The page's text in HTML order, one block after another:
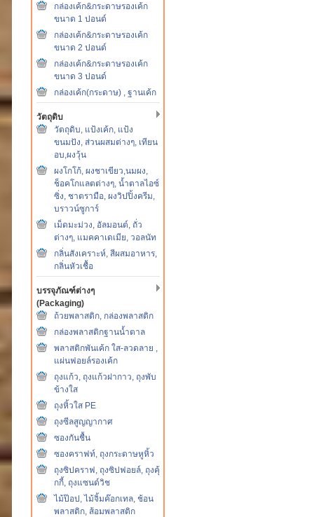
กล่องเค้ก&กระดาษรองเค้ก
ขนาด 1 ปอนด์
กล่องเค้ก&กระดาษรองเค้ก
ขนาด 2 ปอนด์
กล่องเค้ก&กระดาษรองเค้ก
ขนาด 3 ปอนด์
กล่องเค้ก(กระดาษ) , ฐานเค้ก
วัตถุดิบ
วัตถุดิบ, แป้งเค้ก, แป้ง
ขนมปัง, ส่วนผสมต่างๆ, เทียน
อบ,ผงวุ้น
ผงโกโก้, ผงชาเขียว,นมผง,
ช็อคโกแลตต่างๆ, น้ำตาลไอซ์
ซิ่ง, ชาตรามือ, ผงวิปปิ้งครีม,
บราวน์ซูการ์
เม็ดมะม่วง, อัลมอนต์, ถั่ว
ต่างๆ, แมคคาเดเมีย, วอลนัท
กลิ่นสังเคราะห์, สีผสมอาหาร,
กลิ่นหัวเชื้อ
บรรจุภัณฑ์ต่างๆ
(Packaging)
ถ้วยพลาสติก, กล่องพลาสติก
กล่องพลาสติกฐานน้ำตาล
พลาสติกพันเค้ก ใส-ลวดลาย ,
แผ่นฟอยล์รองเค้ก
ถุงแก้ว, ถุงแก้วฝากาว, ถุงพับ
ข้างใส
ถุงหิ้วใส PE
ถุงซีลสูญญากาศ
ซองกันชื้น
ซองคราฟท์, ถุงกระดาษหูหิ้ว
ถุงซิปคราฟ, ถุงซิปฟอยล์, ถุงคุ้
กกี้, ถุงแซนด์วิช
ไม้ป๊อป, ไม้จิ้มค๊อกเทล, ช้อน
พลาสติก, ส้อมพลาสติก